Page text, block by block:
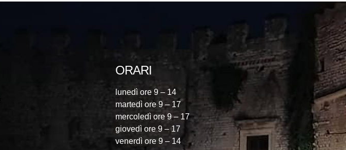
ORARI
lunedì ore 9 – 14
martedì ore 9 – 17
mercoledì ore 9 – 17
giovedì ore 9 – 17
venerdì ore 9 – 14